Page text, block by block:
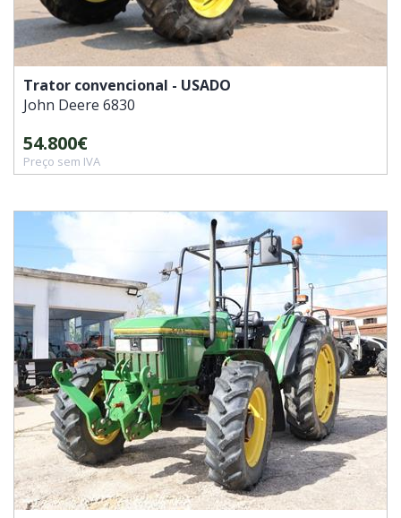
Trator convencional - USADO
John Deere 6830
54.800€
Preço sem IVA